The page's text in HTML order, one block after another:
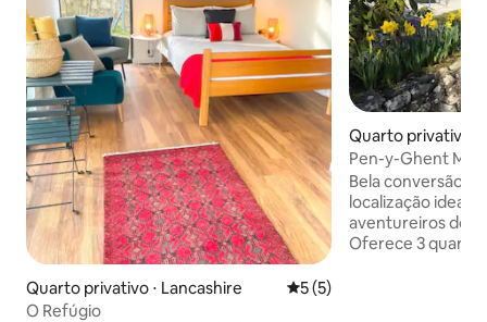
Quarto privativo ⋅ Lancashire 5 de uma avaliação média
5 (5)
O Refúgio
Quarto privativo ⋅
shire
Pen-y-Ghent
Bela conversão
localização ideal
aventureiros do 3
Oferece 3